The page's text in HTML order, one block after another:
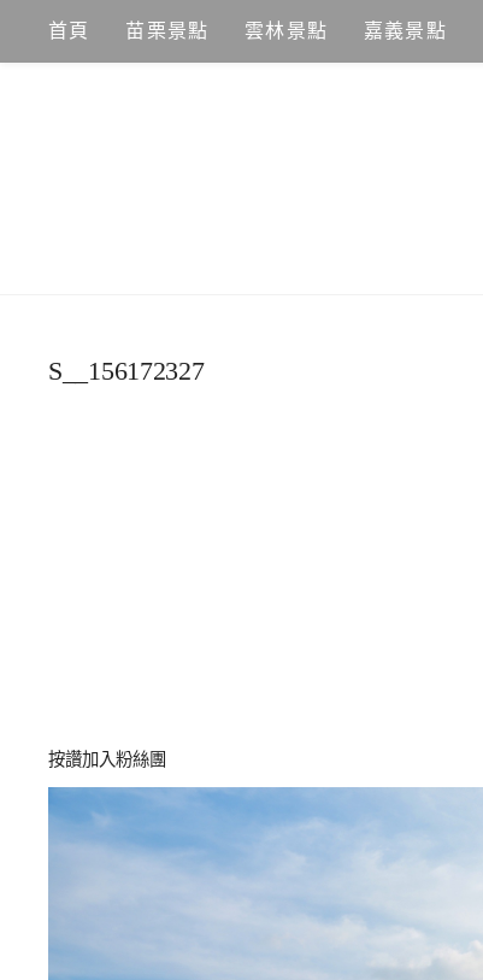
content
首頁 苗栗景點 雲林景點 嘉義景點
S__156172327
按讚加入粉絲團